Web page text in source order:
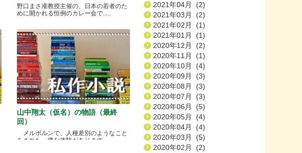
野口まさ准教授主催の、日本の若者のた
めに開かれる恒例のカレー会で.....
山中翔太（仮名）の物語（最終
回）
メルボルンで、人種差別のようなこと
をされた、嫌な体験があります.....
2021年04月 (2)
2021年03月 (2)
2021年02月 (1)
2021年01月 (1)
2020年12月 (2)
2020年11月 (1)
2020年10月 (4)
2020年09月 (3)
2020年08月 (3)
2020年07月 (3)
2020年06月 (5)
2020年05月 (4)
2020年04月 (4)
2020年03月 (5)
2020年02月 (2)